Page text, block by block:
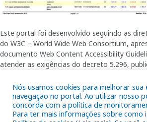
Nós usamos cookies para melhorar sua
navegação no portal. Ao utilizar nosso
concorda com a política de
Para ter mais informações sobre como
Este portal foi desenvolvido seguindo as
do W3C – World Wide Web Consortium,
documento Web Content Accessibility
atender as exigências do decreto 5.296,
eletrônicos da administração pública na
computadores para o uso das pessoas com
garantindo-lhes o pleno acesso aos